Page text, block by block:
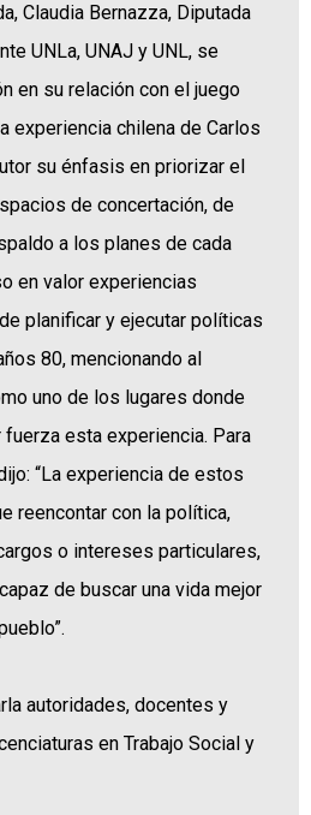
Claudia Bernazza, Diputada
UNLa, UNAJ y UNL, se
en su relación con el juego
experiencia chilena de Carlos
su énfasis en priorizar el
de concertación, de
a los planes de cada
en valor experiencias
planificar y ejecutar políticas
80, mencionando al
uno de los lugares donde
esta experiencia. Para
“La experiencia de estos
reencontar con la política,
o intereses particulares,
de buscar una vida mejor
autoridades, docentes y
en Trabajo Social y